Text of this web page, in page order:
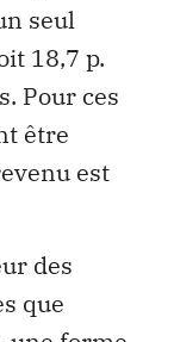
seul
18,7 p.
Pour ces
être
est
des
que